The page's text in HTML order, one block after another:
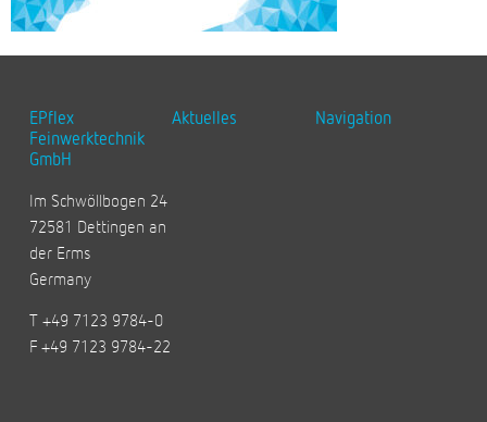
EPflex
Feinwerktechnik
GmbH
Im Schwöllbogen 24
72581 Dettingen an
der Erms
Germany
T +49 7123 9784-0
F +49 7123 9784-22
Aktuelles Navigation